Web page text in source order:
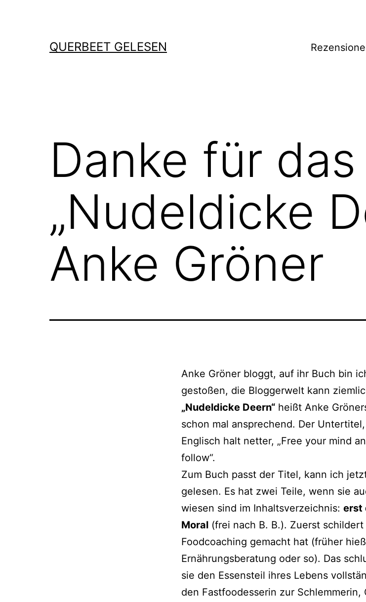
QUERBEET GELESEN
Danke für
„Nudeldicke
Anke Gröner
Anke Gröner bloggt, auf ihr Buch bin
gesto­ßen, die Bloggerwelt kann
„Nudeldicke Deern“ heißt Anke
schon mal anspre­chend. Der
Englisch halt net­ter, „Free your mind
follow“.
Zum Buch passt der Titel, kann ich
gele­sen. Es hat zwei Teile, wenn sie
wie­sen sind im Inhaltsverzeichnis: erst
Moral (frei nach B. B.). Zuerst
Foodcoaching gemacht hat (frü­her
Ernährungsberatung oder so). Das
sie den Essensteil ihres Lebens
den Fastfoodesserin zur Schlemmerin,